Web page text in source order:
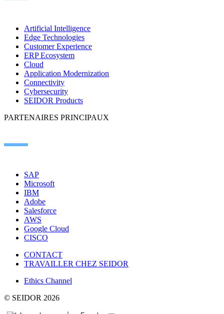
Artificial Intelligence
Edge Technologies
Customer Experience
ERP Ecosystem
Cloud
Application Modernization
Connectivity
Cybersecurity
SEIDOR Products
PARTENAIRES PRINCIPAUX
SAP
Microsoft
IBM
Adobe
Salesforce
AWS
Google Cloud
CISCO
CONTACT
TRAVAILLER CHEZ SEIDOR
Ethics Channel
© SEIDOR 2026